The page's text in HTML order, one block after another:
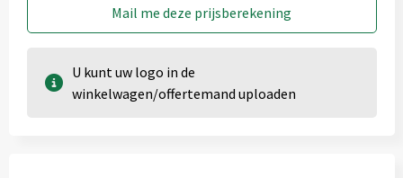
Mail me deze prijsberekening
U kunt uw logo in de
winkelwagen/offertemand uploaden